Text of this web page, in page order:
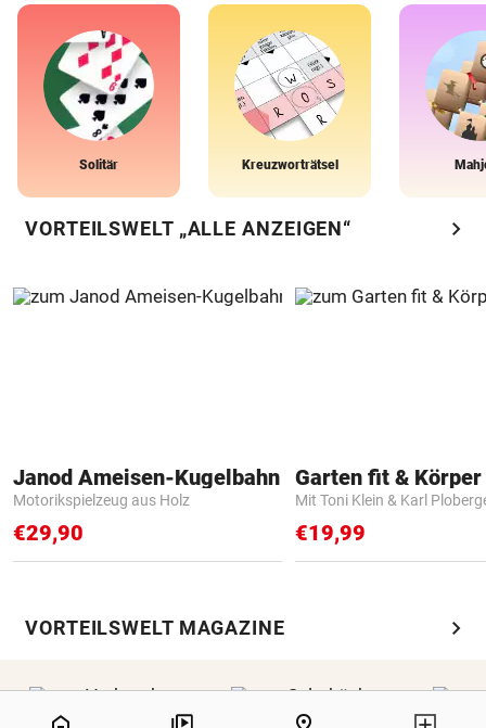
Solitär Kreuzworträtsel
VORTEILSWELT „ALLE ANZEIGEN“ chevron_right
Janod Ameisen-Kugelbahn
Motorikspielzeug aus Holz
€29,90
Garten fit &
Mit Toni Klein & Karl
€19,99
VORTEILSWELT MAGAZINE chevron_right
NaN%